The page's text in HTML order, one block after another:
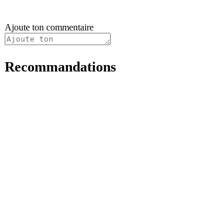
Ajoute ton commentaire
Recommandations